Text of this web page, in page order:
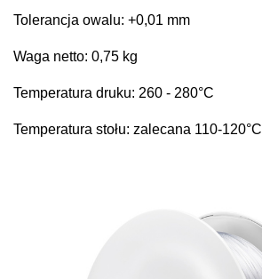
Tolerancja owalu: +0,01 mm
Waga netto: 0,75 kg
Temperatura druku: 260 - 280°C
Temperatura stołu: zalecana 110-120°C